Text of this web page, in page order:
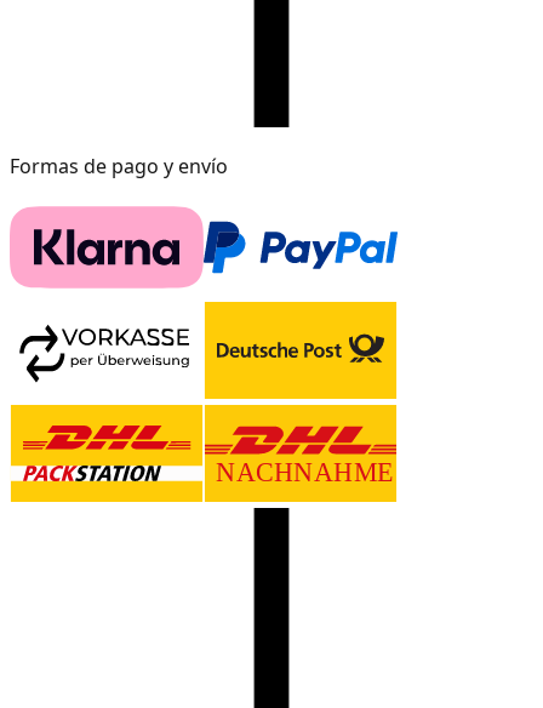
Formas de pago y envío